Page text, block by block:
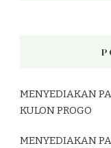
MENYEDIAKAN
KULON PROGO
MENYEDIAKAN